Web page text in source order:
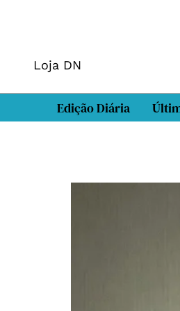
Loja DN
Edição Diária